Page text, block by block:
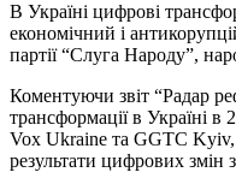
В Україні цифрові
економічний і
партії “Слуга Народу”,
Коментуючи звіт “Радар
трансформації в Україні в
Vox Ukraine та GGTC Kyiv,
результати цифрових змін